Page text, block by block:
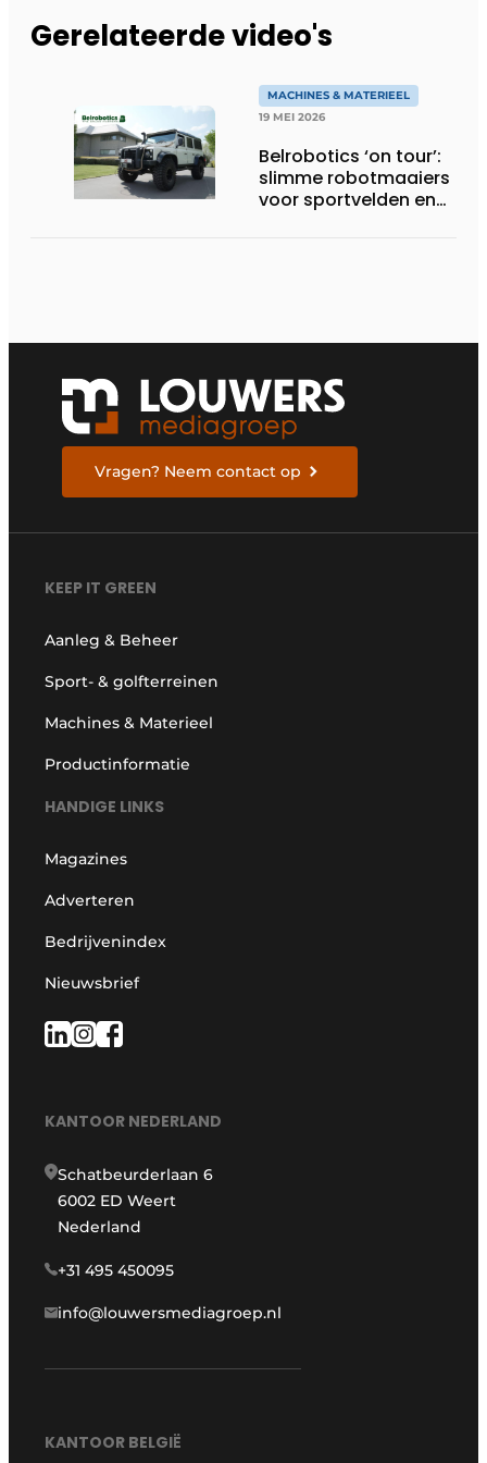
Gerelateerde video's
MACHINES & MATERIEEL
19 MEI 2026
Belrobotics ‘on tour’:
slimme robotmaaiers
voor sportvelden en
Vragen? Neem contact op
KEEP IT GREEN
Aanleg & Beheer
Sport- & golfterreinen
Machines & Materieel
Productinformatie
HANDIGE LINKS
Magazines
Adverteren
Bedrijvenindex
Nieuwsbrief
KANTOOR NEDERLAND
Schatbeurderlaan 6
6002 ED Weert
Nederland
+31 495 450095
info@louwersmediagroep.nl
KANTOOR BELGIË